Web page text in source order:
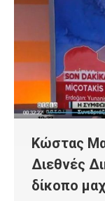
Κώστας
Διεθνές
δίκοπο